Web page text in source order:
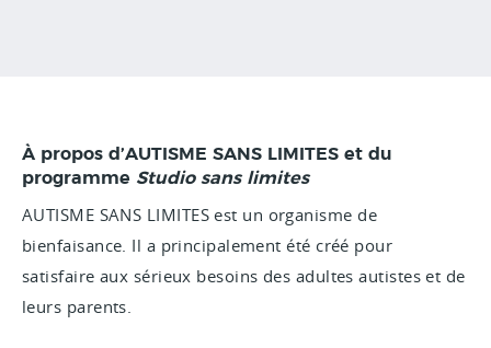
À propos d’AUTISME SANS LIMITES et du
programme Studio sans limites
AUTISME SANS LIMITES est un organisme de
bienfaisance. Il a principalement été créé pour
satisfaire aux sérieux besoins des adultes autistes et de
leurs parents.